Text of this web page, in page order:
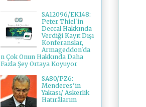
SA12096/EK148:
Peter Thiel'in
Deccal Hakkında
Verdiği Kayıt Dışı
Konferanslar,
Armageddon'da
n Çok Onun Hakkında Daha
Fazla Şey Ortaya Koyuyor
SA80/PZ6:
Menderes’in
Yakası/ Askerlik
Hatırâlarım